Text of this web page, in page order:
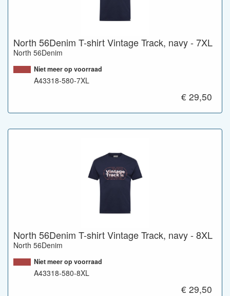
North 56Denim T-shirt Vintage Track, navy - 7XL
North 56Denim
Niet meer op voorraad
A43318-580-7XL
€ 29,50
North 56Denim T-shirt Vintage Track, navy - 8XL
North 56Denim
Niet meer op voorraad
A43318-580-8XL
€ 29,50